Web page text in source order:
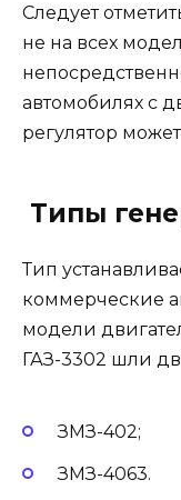
Следует
не на всех
автомобилях с
регулятор
Типы
Тип
коммерческие
модели
ГАЗ-3302 шли
ЗМЗ-402;
ЗМЗ-4063.